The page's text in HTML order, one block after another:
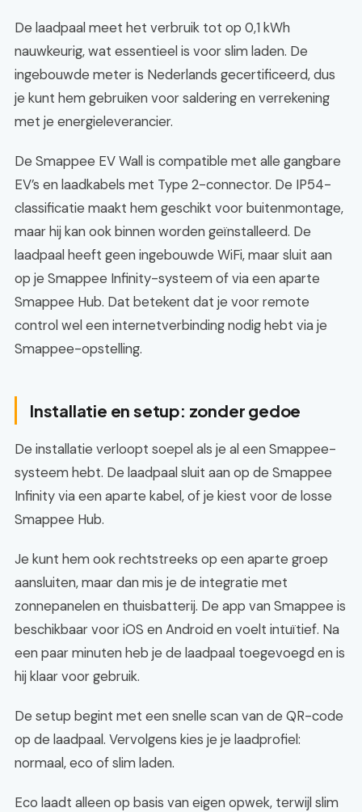
De laadpaal meet het verbruik tot op 0,1 kWh
nauwkeurig, wat essentieel is voor slim laden. De
ingebouwde meter is Nederlands gecertificeerd, dus
je kunt hem gebruiken voor saldering en verrekening
met je energieleverancier.
De Smappee EV Wall is compatible met alle gangbare
EV’s en laadkabels met Type 2-connector. De IP54-
classificatie maakt hem geschikt voor buitenmontage,
maar hij kan ook binnen worden geïnstalleerd. De
laadpaal heeft geen ingebouwde WiFi, maar sluit aan
op je Smappee Infinity-systeem of via een aparte
Smappee Hub. Dat betekent dat je voor remote
control wel een internetverbinding nodig hebt via je
Smappee-opstelling.
Installatie en setup: zonder gedoe
De installatie verloopt soepel als je al een Smappee-
systeem hebt. De laadpaal sluit aan op de Smappee
Infinity via een aparte kabel, of je kiest voor de losse
Smappee Hub.
Je kunt hem ook rechtstreeks op een aparte groep
aansluiten, maar dan mis je de integratie met
zonnepanelen en thuisbatterij. De app van Smappee is
beschikbaar voor iOS en Android en voelt intuïtief. Na
een paar minuten heb je de laadpaal toegevoegd en is
hij klaar voor gebruik.
De setup begint met een snelle scan van de QR-code
op de laadpaal. Vervolgens kies je je laadprofiel:
normaal, eco of slim laden.
Eco laadt alleen op basis van eigen opwek, terwijl slim